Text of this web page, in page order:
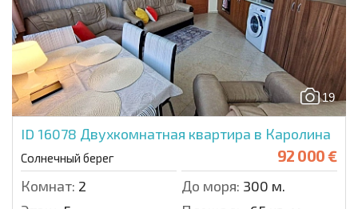
19
ID 16078 Двухкомнатная квартира в Каролина
Солнечный берег 92 000 €
Комнат: 2 До моря: 300 м.